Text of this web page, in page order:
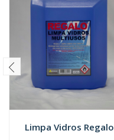
Limpa Vidros Regalo